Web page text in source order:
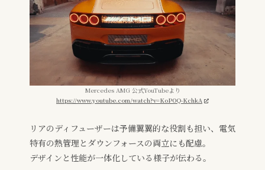
Mercedes AMG 公式YouTubeより
https://www.youtube.com/watch?v=KoPOQ-KchkA
リアのディフューザーは予備翼翼的な役割も担い、電気
特有の熱管理とダウンフォースの両立にも配慮。
デザインと性能が一体化している様子が伝わる。